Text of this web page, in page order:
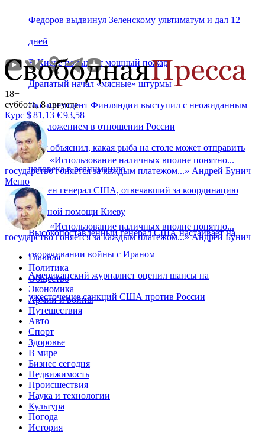
Федоров выдвинул Зеленскому ультиматум и дал 12
дней
В Киеве полыхает мощный пожар
Драпатый начал «мясные» штурмы
Экс-президент Финляндии выступил с неожиданным
предложением в отношении России
Врач объяснил, какая рыба на столе может отправить
человека в реанимацию
Уволен генерал США, отвечавший за координацию
военной помощи Киеву
Высокопоставленный генерал США настаивает на
сворачивании войны с Ираном
Американский журналист оценил шансы на
ужесточение санкций США против России
18+
суббота, 8 августа
Курс $81,13 €93,58
«Использование наличных вполне понятно...
государство гоняется за каждым платежом...» Андрей Бунич
Меню
«Использование наличных вполне понятно...
государство гоняется за каждым платежом...» Андрей Бунич
Главная
Политика
Общество
Экономика
Армии и войны
Путешествия
Авто
Спорт
Здоровье
В мире
Бизнес сегодня
Недвижимость
Происшествия
Наука и технологии
Культура
Погода
История